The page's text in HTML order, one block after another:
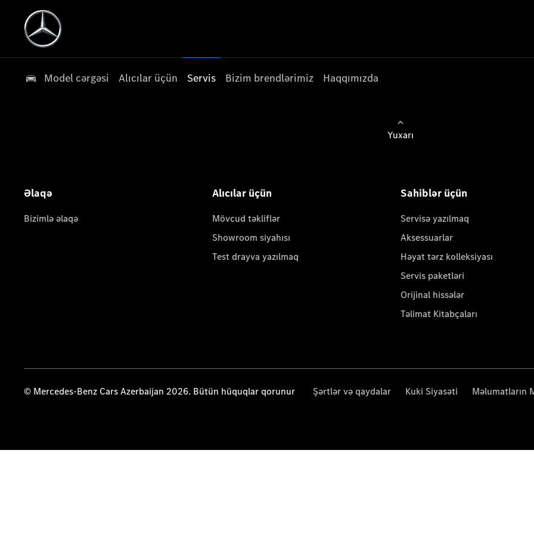
Model cərgəsi Alıcılar üçün Servis Bizim brendlərimiz Haqqımızda
Yuxarı
Əlaqə
Bizimlə əlaqə
Alıcılar üçün
Mövcud təkliflər
Showroom siyahısı
Test drayva yazılmaq
Sahiblər üçün
Servisə yazılmaq
Aksessuarlar
Həyat tərz kolleksiyası
Servis paketləri
Orijinal hissələr
Təlimat Kitabçaları
© Mercedes-Benz Cars Azerbaijan 2026. Bütün hüquqlar qorunur Şərtlər və qaydalar Kuki Siyasəti Məlumatların